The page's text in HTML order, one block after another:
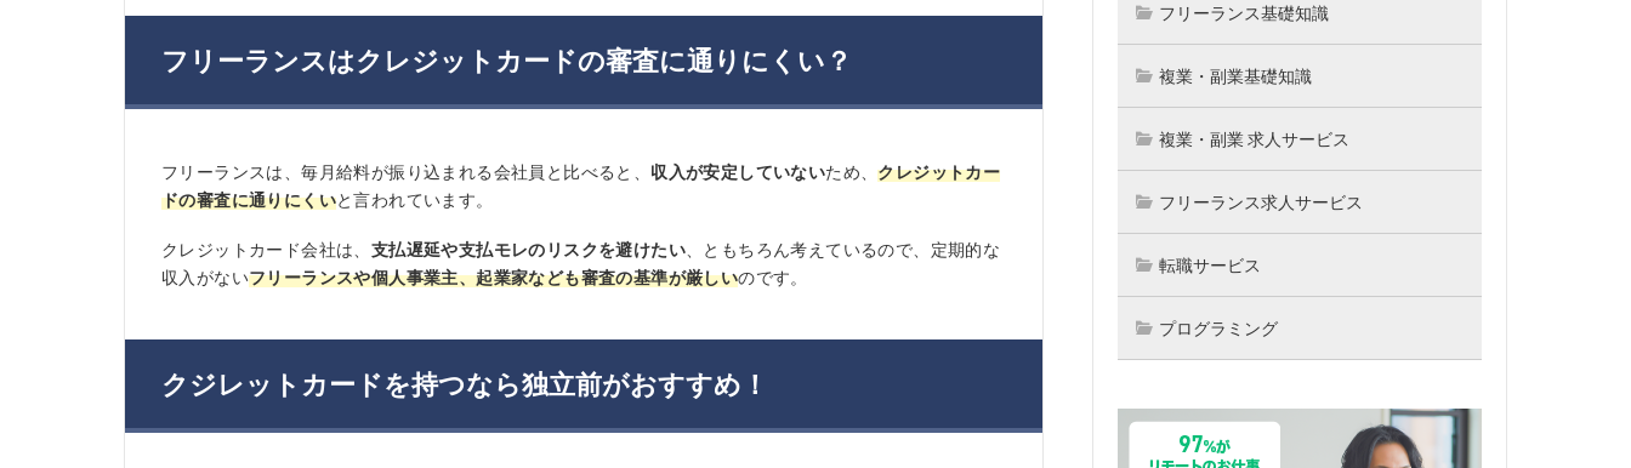
フリーランスはクレジットカードの審査に通りにくい？
フリーランスは、毎月給料が振り込まれる会社員と比べると、 収入が安定していないため、クレジットカー
ドの審査に通りにくいと言われています。
クレジットカード会社は、 支払遅延や支払モレのリスクを避けたい 、ともちろん考えているので、定期的な
収入がないフリーランスや個人事業主、起業家なども審査の基準が厳しいのです。
クジレットカードを持つなら独立前がおすすめ！
フリーランス基礎知識
複業・副業基礎知識
複業・副業 求人サービス
フリーランス求人サービス
転職サービス
プログラミング